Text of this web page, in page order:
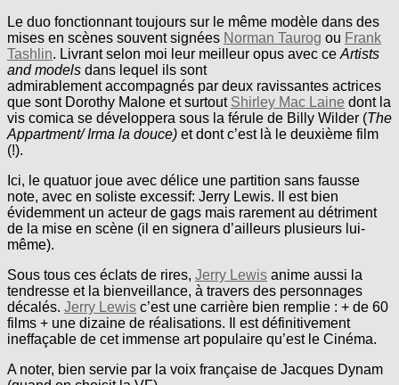
Le duo fonctionnant toujours sur le même modèle dans des
mises en scènes souvent signées Norman Taurog ou Frank
Tashlin. Livrant selon moi leur meilleur opus avec ce Artists
and models dans lequel ils sont
admirablement accompagnés par deux ravissantes actrices
que sont Dorothy Malone et surtout Shirley Mac Laine dont la
vis comica se développera sous la férule de Billy Wilder (The
Appartment/Irma la douce) et dont c’est là le deuxième film
(!).
Ici, le quatuor joue avec délice une partition sans fausse
note, avec en soliste excessif: Jerry Lewis. Il est bien
évidemment un acteur de gags mais rarement au détriment
de la mise en scène (il en signera d’ailleurs plusieurs lui-
même).
Sous tous ces éclats de rires, Jerry Lewis anime aussi la
tendresse et la bienveillance, à travers des personnages
décalés. Jerry Lewis c’est une carrière bien remplie : + de 60
films + une dizaine de réalisations. Il est définitivement
ineffaçable de cet immense art populaire qu’est le Cinéma.
A noter, bien servie par la voix française de Jacques Dynam